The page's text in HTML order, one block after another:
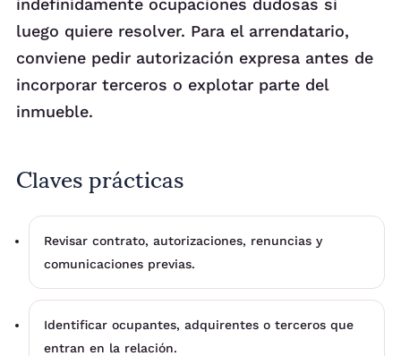
indefinidamente ocupaciones dudosas si
luego quiere resolver. Para el arrendatario,
conviene pedir autorización expresa antes de
incorporar terceros o explotar parte del
inmueble.
Claves prácticas
Revisar contrato, autorizaciones, renuncias y
comunicaciones previas.
Identificar ocupantes, adquirentes o terceros que
entran en la relación.